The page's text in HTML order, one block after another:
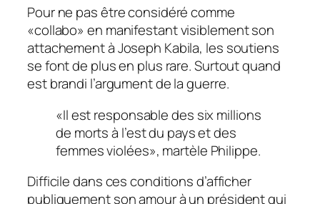
Pour ne pas être considéré comme
«collabo» en manifestant visiblement son
attachement à Joseph Kabila, les soutiens
se font de plus en plus rare. Surtout quand
est brandi l’argument de la guerre.
«Il est responsable des six millions
de morts à l’est du pays et des
femmes violées», martèle Philippe.
Difficile dans ces conditions d’afficher
publiquement son amour à un président qui